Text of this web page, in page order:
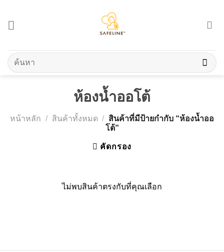
content
ค้นหา:
ห้องน้ำออโต้
หน้าหลัก / สินค้าทั้งหมด / สินค้าที่มีป้ายกำกับ “ห้องน้ำออ
โต้”
คัดกรอง
ไม่พบสินค้าตรงกับที่คุณเลือก